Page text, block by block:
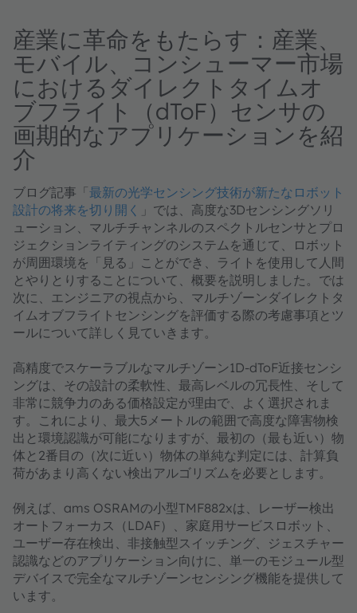
産業に革命をもたらす：産業、
モバイル、コンシューマー市場
におけるダイレクトタイムオ
ブフライト（dToF）センサの
画期的なアプリケーションを紹
介
ブログ記事「最新の光学センシング技術が新たなロボット
設計の将来を切り開く 」では、高度な3Dセンシングソリ
ューション、マルチチャンネルのスペクトルセンサとプロ
ジェクションライティングのシステムを通じて、ロボット
が周囲環境を「見る」ことができ、ライトを使用して人間
とやりとりすることについて、概要を説明しました。では
次に、エンジニアの視点から、マルチゾーンダイレクトタ
イムオブフライトセンシングを評価する際の考慮事項とツ
ールについて詳しく見ていきます。
高精度でスケーラブルなマルチゾーン1D-dToF近接センシ
ングは、その設計の柔軟性、最高レベルの冗長性、そして
非常に競争力のある価格設定が理由で、よく選択されま
す。これにより、最大5メートルの範囲で高度な障害物検
出と環境認識が可能になりますが、最初の（最も近い）物
体と2番目の（次に近い）物体の単純な判定には、計算負
荷があまり高くない検出アルゴリズムを必要とします。
例えば、ams OSRAMの小型TMF882xは、レーザー検出
オートフォーカス（LDAF）、家庭用サービスロボット、
ユーザー存在検出、非接触型スイッチング、ジェスチャー
認識などのアプリケーション向けに、単一のモジュール型
デバイスで完全なマルチゾーンセンシング機能を提供して
います。